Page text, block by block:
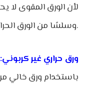
لأن الورق المقوى لا
وسلسًا من الورق الحراري.
ورق حراري غير كربوني:
باستخدام ورق خالي